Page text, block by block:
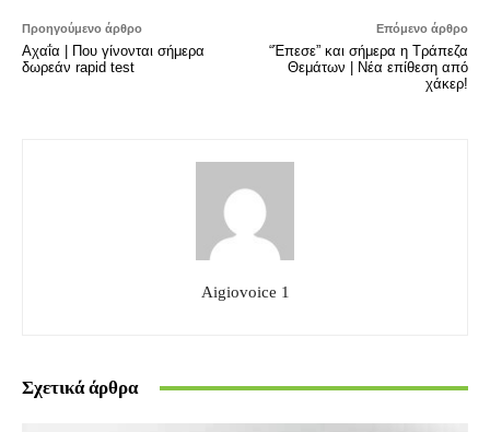
Προηγούμενο άρθρο
Αχαΐα | Που γίνονται σήμερα
δωρεάν rapid test
Επόμενο άρθρο
“Έπεσε” και σήμερα η Τράπεζα
Θεμάτων | Νέα επίθεση από
χάκερ!
Aigiovoice 1
Σχετικά άρθρα